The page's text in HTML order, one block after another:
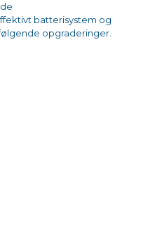
batterisystem og
opgraderinger.